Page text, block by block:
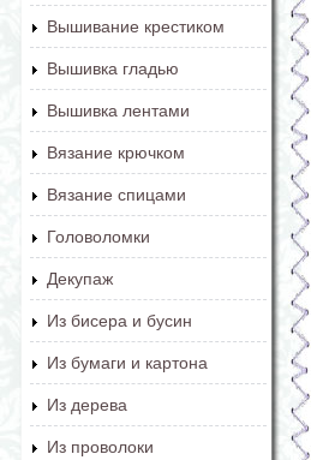
Вышивание крестиком
Вышивка гладью
Вышивка лентами
Вязание крючком
Вязание спицами
Головоломки
Декупаж
Из бисера и бусин
Из бумаги и картона
Из дерева
Из проволоки